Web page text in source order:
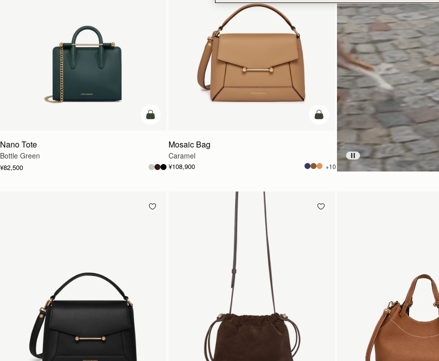
カートに追加
Nano Tote
Bottle Green
¥82,500
カートに追加
Mosaic Bag
Caramel
¥108,900 +10